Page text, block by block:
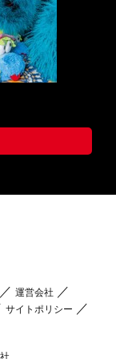
運営会社
サイトポリシー